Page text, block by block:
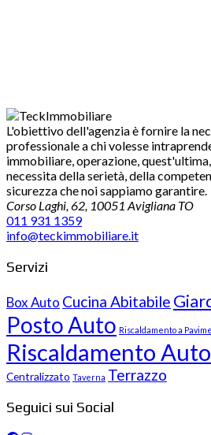
L'obiettivo dell'agenzia è fornire la
professionale a chi volesse
immobiliare, operazione,
necessita della serietà, della
sicurezza che noi sappiamo garantire.
Corso Laghi, 62, 10051 Avigliana TO
011 931 1359
info@teckimmobiliare.it
Servizi
Box Auto Cucina Abitabile
Posto Auto Riscaldamento a
Riscaldamento
Centralizzato Taverna Terrazzo
Seguici sui Social